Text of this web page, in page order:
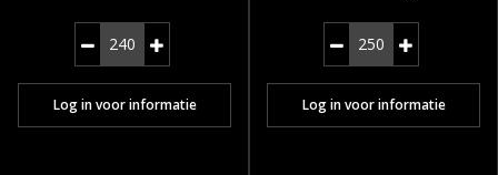
Log in voor informatie Log in voor informatie